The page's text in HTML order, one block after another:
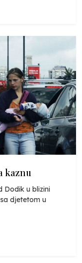
kaznu
Dodik u blizini
djetetom u